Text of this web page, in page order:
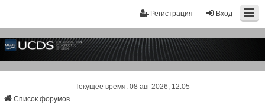
Вход
Регистрация
Текущее время: 08 авг 2026, 12:05
Список форумов